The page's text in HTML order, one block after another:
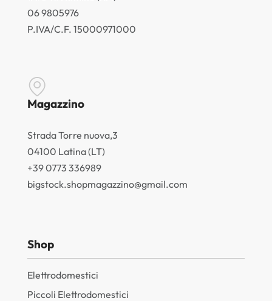
06 9805976
P.IVA/C.F. 15000971000
Magazzino
Strada Torre nuova,3
04100 Latina (LT)
+39 0773 336989
bigstock.shopmagazzino@gmail.com
Shop
Elettrodomestici
Piccoli Elettrodomestici